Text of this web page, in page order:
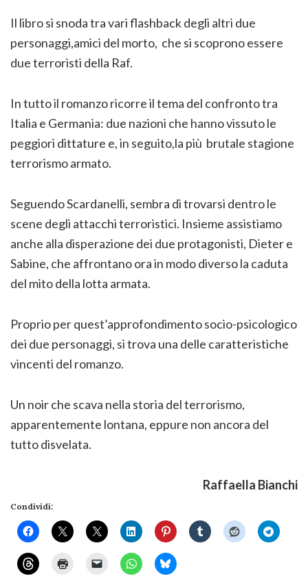
Il libro si snoda tra vari flashback degli altri due
personaggi,amici del morto, che si scoprono essere
due terroristi della Raf.
In tutto il romanzo ricorre il tema del confronto tra
Italia e Germania: due nazioni che hanno vissuto le
peggiori dittature e, in seguito,la più brutale stagione
terrorismo armato.
Seguendo Scardanelli, sembra di trovarsi dentro le
scene degli attacchi terroristici. Insieme assistiamo
anche alla disperazione dei due protagonisti, Dieter e
Sabine, che affrontano ora in modo diverso la caduta
del mito della lotta armata.
Proprio per quest’approfondimento socio-psicologico
dei due personaggi, si trova una delle caratteristiche
vincenti del romanzo.
Un noir che scava nella storia del terrorismo,
apparentemente lontana, eppure non ancora del
tutto disvelata.
Raffaella Bianchi
Condividi: